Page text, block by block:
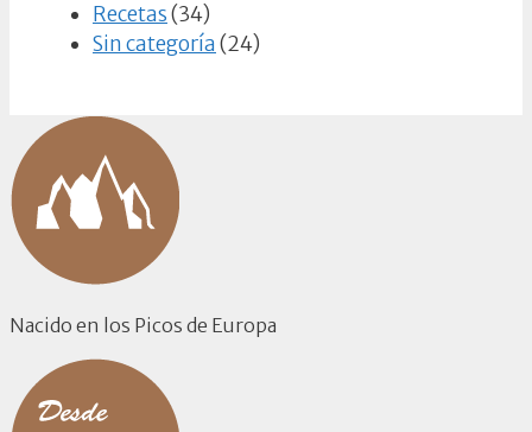
Recetas(34)
Sin categoría(24)
Nacido en los Picos de Europa